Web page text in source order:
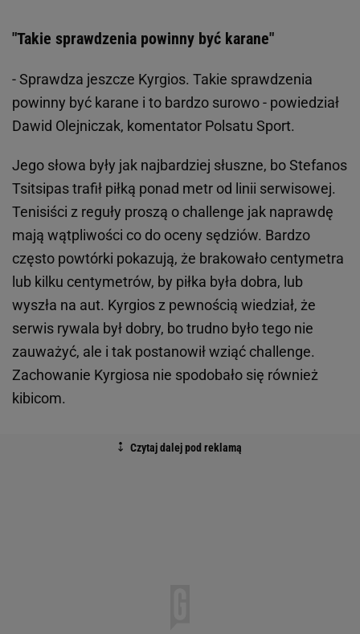
"Takie sprawdzenia powinny być karane"
- Sprawdza jeszcze Kyrgios. Takie sprawdzenia
powinny być karane i to bardzo surowo - powiedział
Dawid Olejniczak, komentator Polsatu Sport.
Jego słowa były jak najbardziej słuszne, bo Stefanos
Tsitsipas trafił piłką ponad metr od linii serwisowej.
Tenisiści z reguły proszą o challenge jak naprawdę
mają wątpliwości co do oceny sędziów. Bardzo
często powtórki pokazują, że brakowało centymetra
lub kilku centymetrów, by piłka była dobra, lub
wyszła na aut. Kyrgios z pewnością wiedział, że
serwis rywala był dobry, bo trudno było tego nie
zauważyć, ale i tak postanowił wziąć challenge.
Zachowanie Kyrgiosa nie spodobało się również
kibicom.